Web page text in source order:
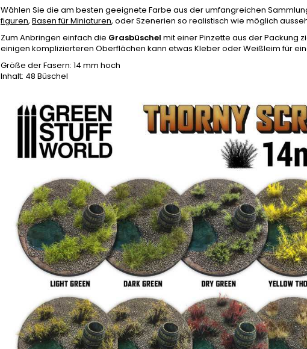
Wählen Sie die am besten geeignete Farbe aus der umfangreichen
figuren, Basen für Miniaturen, oder Szenerien so realistisch wie möglich
Zum Anbringen einfach die Grasbüschel mit einer Pinzette aus der Packung
einigen komplizierteren Oberflächen kann etwas Kleber oder Weißleim für
Größe der Fasern: 14 mm hoch
Inhalt: 48 Büschel